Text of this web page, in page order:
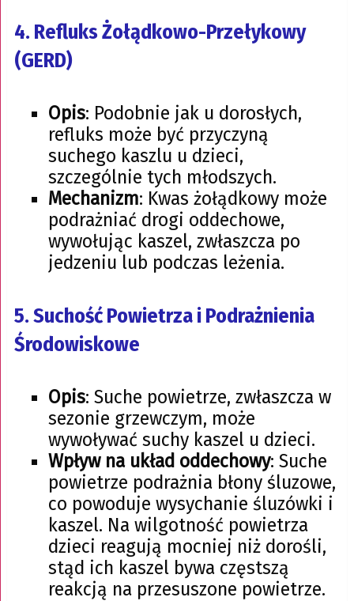
4. Refluks Żołądkowo-Przełykowy
(GERD)
Opis: Podobnie jak u dorosłych,
refluks może być przyczyną
suchego kaszlu u dzieci,
szczególnie tych młodszych.
Mechanizm: Kwas żołądkowy może
podrażniać drogi oddechowe,
wywołując kaszel, zwłaszcza po
jedzeniu lub podczas leżenia.
5.Suchość Powietrza i Podrażnienia
Środowiskowe
Opis: Suche powietrze, zwłaszcza w
sezonie grzewczym, może
wywoływać suchy kaszel u dzieci.
Wpływ na układ oddechowy: Suche
powietrze podrażnia błony śluzowe,
co powoduje wysychanie śluzówki i
kaszel. Na wilgotność powietrza
dzieci reagują mocniej niż dorośli,
stąd ich kaszel bywa częstszą
reakcją na przesuszone powietrze.